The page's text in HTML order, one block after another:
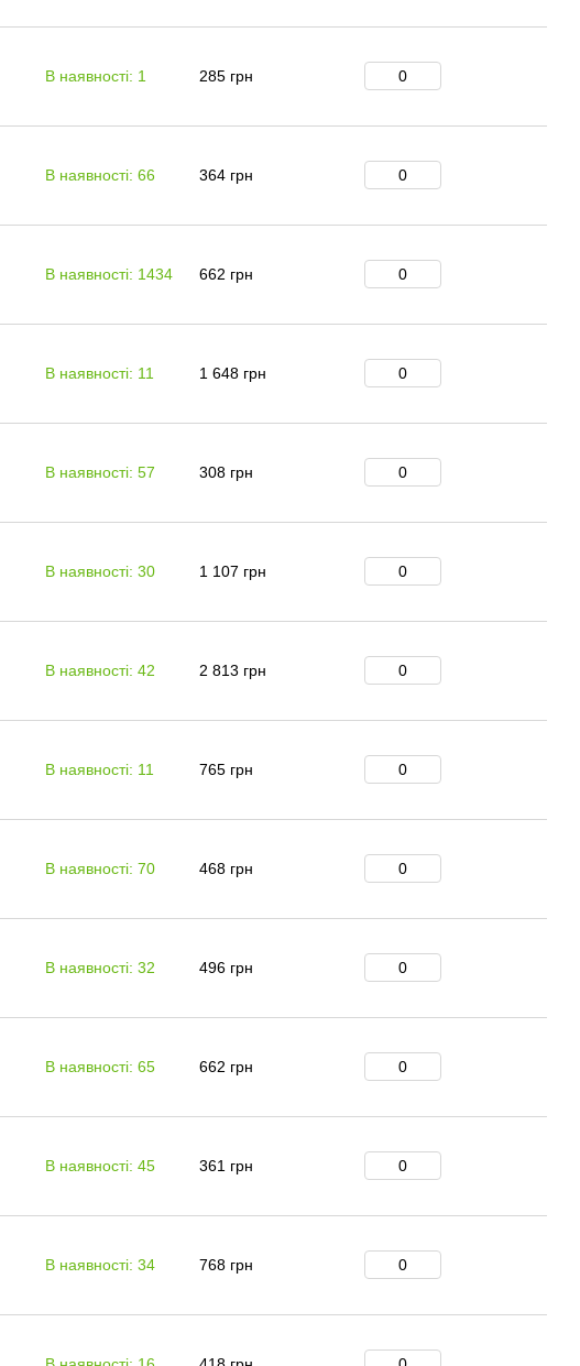
В наявності: 1 285 грн
В наявності: 66 364 грн
В наявності: 1434 662 грн
В наявності: 11 1 648 грн
В наявності: 57 308 грн
В наявності: 30 1 107 грн
В наявності: 42 2 813 грн
В наявності: 11 765 грн
В наявності: 70 468 грн
В наявності: 32 496 грн
В наявності: 65 662 грн
В наявності: 45 361 грн
В наявності: 34 768 грн